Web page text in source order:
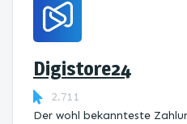
Digistore24
2.711
Der wohl bekannteste